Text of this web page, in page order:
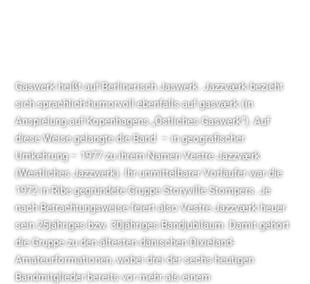
Gaswerk heißt auf Berlinerisch Jaswerk. Jazzværk bezieht
sich sprachlich-humorvoll ebenfalls auf gasværk (in
Anspielung auf Kopenhagens „Östliches Gaswerk“). Auf
diese Weise gelangte die Band – in geografischer
Umkehrung – 1977 zu ihrem Namen Vestre Jazzværk
(Westliches Jazzwerk). Ihr unmittelbarer Vorläufer war die
1972 in Ribe gegründete Gruppe Storyville Stompers. Je
nach Betrachtungsweise feiert also Vestre Jazzværk heuer
sein 25jähriges bzw. 30jähriges Bandjubiläum. Damit gehört
die Gruppe zu den ältesten dänischen Dixieland-
Amateurformationen, wobei drei der sechs heutigen
Bandmitglieder bereits vor mehr als einem